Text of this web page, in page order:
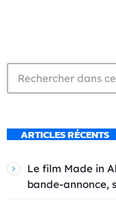
ARTICLES RÉCENTS
Le film Made in
bande-annonce,